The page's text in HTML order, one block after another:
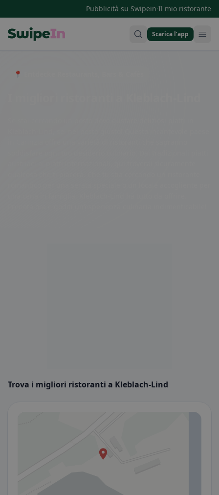
Pubblicità su Swipein·Il mio ristorante
Scarica l’app
📍 Entdecke Restaurants, Bars & Cafés
Trova i migliori ristoranti a Kleblach-Lind